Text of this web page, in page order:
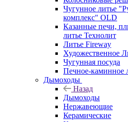
Чугунное литье
комплекс" OLD
Казанные печи,
литье Технолит
Литье Fireway
Художественное
Чугунная посуда
Печное-каминное
Дымоходы
Назад
Дымоходы
Нержавеющие
Керамические